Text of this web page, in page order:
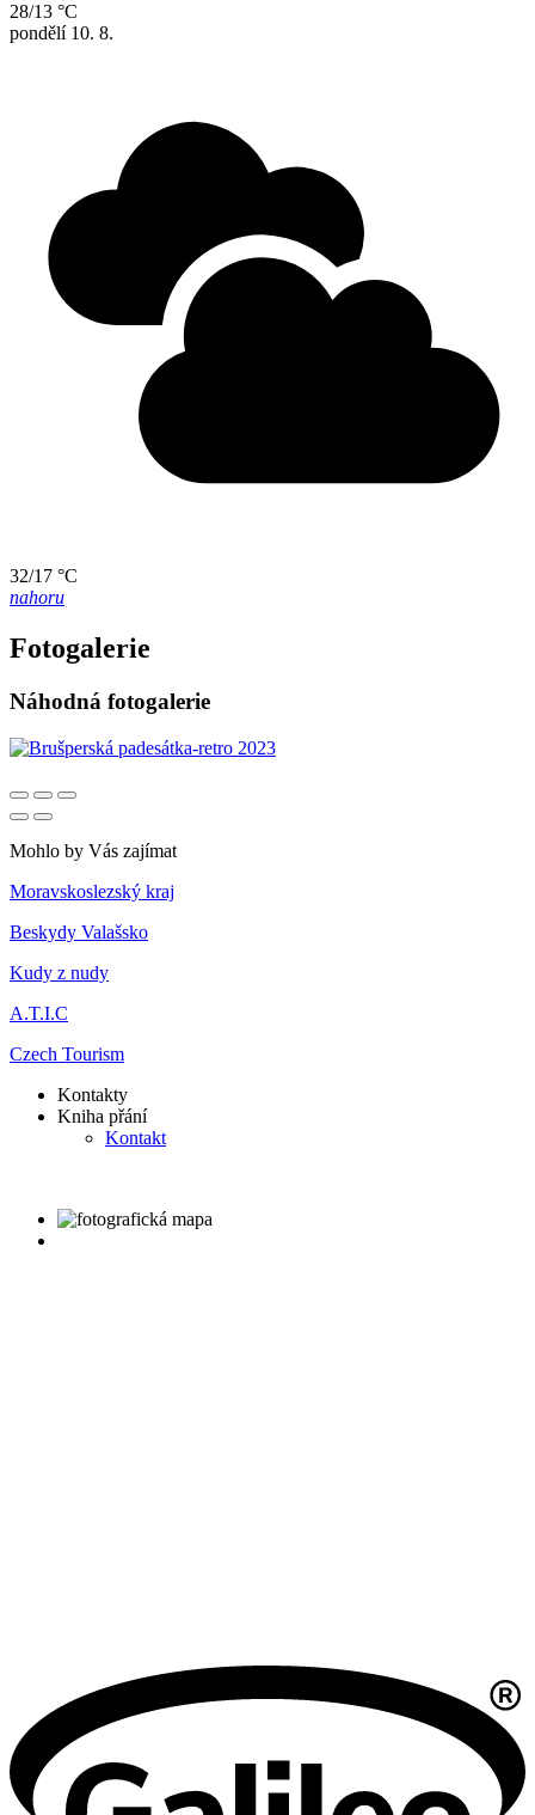
28/13 °C
pondělí 10. 8.
32/17 °C
nahoru
Fotogalerie
Náhodná fotogalerie
Mohlo by Vás zajímat
Moravskoslezský kraj
Beskydy Valašsko
Kudy z nudy
A.T.I.C
Czech Tourism
Kontakty
Kniha přání
Kontakt